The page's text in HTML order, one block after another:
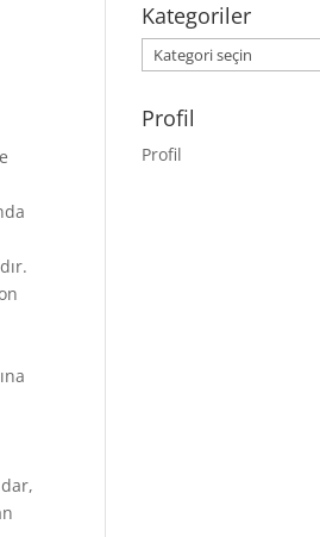
Kategoriler
Kategoriler
Profil
Profil